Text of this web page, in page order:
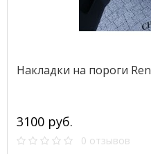
Накладки на пороги
3100 руб.
0 отзывов